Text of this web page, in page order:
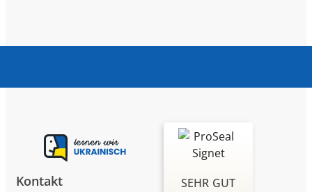
Kontakt SEHR GUT